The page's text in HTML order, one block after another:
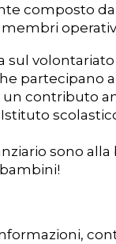
composto
sul
partecipano
un contributo
sono